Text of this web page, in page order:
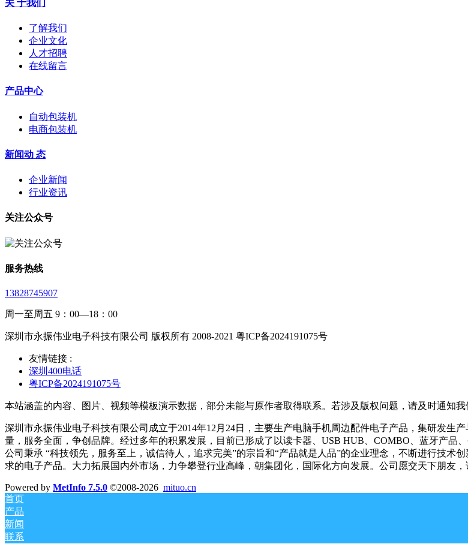
关 于我们
了解我们
企业文化
人才招聘
在线留言
产品中心
自动包装机
电商包装机
新闻动 态
企业新闻
行业资讯
关注公众号
服务热线
13828745907
周一至周五 9：00—18：00
深圳市永振伟业电子科技有限公司 版权所有 2008-2021 粤ICP备2024191075号
友情链接 :
深圳400电话
粤ICP备2024191075号
本站涵盖的内容、图片、视频等模板演示数据，部分未能与原作者取得联系。若涉及版权问题，请及时通知
深圳市永振伟业电子科技有限公司成立于2014年12月24日，主要生产电脑手机周边配件电子产品，集研发生
量，服务全面，争创品牌。经过多年的积累发展，目前已形成了以读卡器、USB HUB、COMBO、蓝牙产品
公司秉承 “科技领先，服务至上，诚信待人，追求完美”的宗旨和“产品就是人品”的企业理念，不断进行技
求的电子产品。大力拓展国内外市场，力争攀登行业高峰，朝集团化，国际化方向发展。公司愿交天下朋友，
Powered by MetInfo 7.5.0 ©2008-2026 mituo.cn
首页
产品
新闻
联系